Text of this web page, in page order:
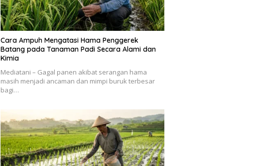
Cara Ampuh Mengatasi Hama Penggerek
Batang pada Tanaman Padi Secara Alami dan
Kimia
Mediatani – Gagal panen akibat serangan hama
masih menjadi ancaman dan mimpi buruk terbesar
bagi…